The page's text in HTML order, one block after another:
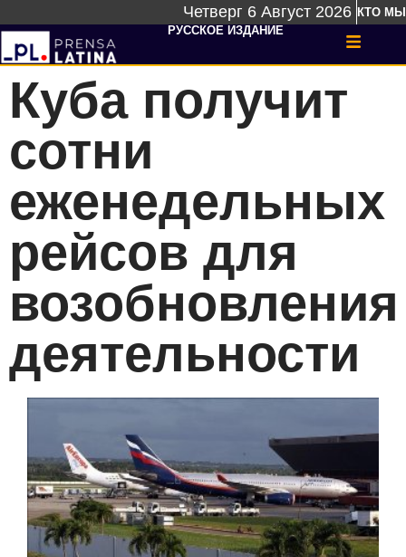
Четверг 6 Август 2026 КТО МЫ
РУССКОЕ ИЗДАНИЕ
Куба получит
сотни
еженедельных
рейсов для
возобновления
деятельности